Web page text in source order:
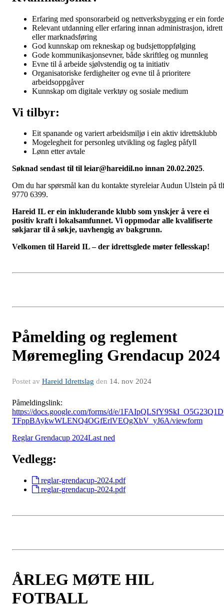
Erfaring med sponsorarbeid og nettverksbygging er ein
Relevant utdanning eller erfaring innan administrasjon, idrett
eller marknadsføring
God kunnskap om rekneskap og budsjettoppfølging
Gode kommunikasjonsevner, både skriftleg og munnleg
Evne til å arbeide sjølvstendig og ta initiativ
Organisatoriske ferdigheiter og evne til å prioritere
arbeidsoppgåver
Kunnskap om digitale verktøy og sosiale medium
Vi tilbyr:
Eit spanande og variert arbeidsmiljø i ein aktiv idrettsklubb
Mogelegheit for personleg utvikling og fagleg påfyll
Lønn etter avtale
Søknad sendast til til leiar@hareidil.no innan 20.02.2025.
Om du har spørsmål kan du kontakte styreleiar Audun Ulstein på
9770 6399.
Hareid IL er ein inkluderande klubb som ynskjer å vere ei
positiv kraft i lokalsamfunnet. Vi oppmodar alle kvalifiserte
søkjarar til å søkje, uavhengig av bakgrunn.
Velkomen til Hareid IL – der idrettsglede møter fellesskap!
Påmelding og reglement
Møremegling Grendacup 2024
Postet av Hareid Idrettslag den 14. nov 2024
Påmeldingslink:
https://docs.google.com/forms/d/e/1FAIpQLSfY9SkI_O5G23Q1D
TFppBAykwWLENQ4OGfErlVEQgXbV_yJ6A/viewform
Reglar Grendacup 2024Last ned
Vedlegg:
reglar-grendacup-2024.pdf
reglar-grendacup-2024.pdf
ÅRLEG MØTE HIL
FOTBALL